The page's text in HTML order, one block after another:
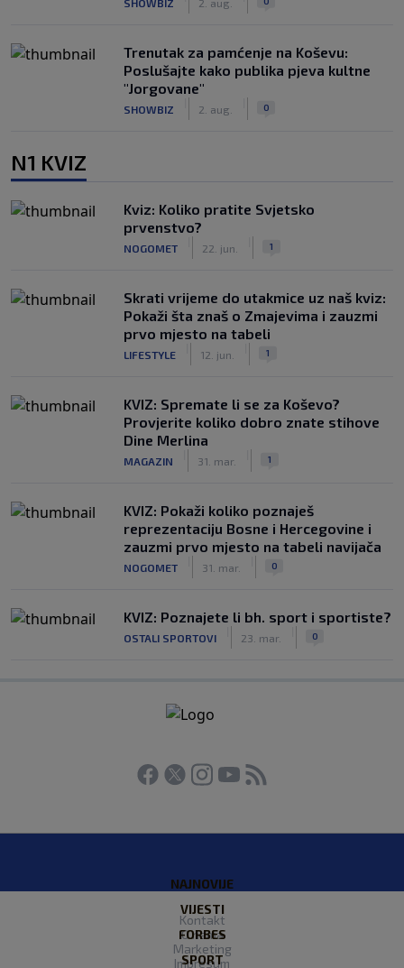
Trenutak za pamćenje na Koševu:
Poslušajte kako publika pjeva kultne
"Jorgovane"
SHOWBIZ 2. aug. 0
N1 KVIZ
Kviz: Koliko pratite Svjetsko
prvenstvo?
NOGOMET 22. jun. 1
Skrati vrijeme do utakmice uz naš kviz:
Pokaži šta znaš o Zmajevima i zauzmi
prvo mjesto na tabeli
LIFESTYLE 12. jun. 1
KVIZ: Spremate li se za Koševo?
Provjerite koliko dobro znate stihove
Dine Merlina
MAGAZIN 31. mar. 1
KVIZ: Pokaži koliko poznaješ
reprezentaciju Bosne i Hercegovine i
zauzmi prvo mjesto na tabeli navijača
NOGOMET 31. mar. 0
KVIZ: Poznajete li bh. sport i sportiste?
OSTALI SPORTOVI 23. mar. 0
NAJNOVIJE
VIJESTI
FORBES
SPORT
Kontakt
O nama
Marketing
Impresum